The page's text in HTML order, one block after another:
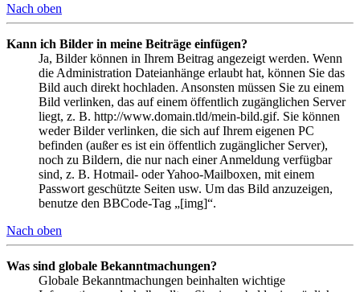
Nach oben
Kann ich Bilder in meine Beiträge einfügen?
Ja, Bilder können in Ihrem Beitrag angezeigt werden. Wenn
die Administration Dateianhänge erlaubt hat, können Sie das
Bild auch direkt hochladen. Ansonsten müssen Sie zu einem
Bild verlinken, das auf einem öffentlich zugänglichen Server
liegt, z. B. http://www.domain.tld/mein-bild.gif. Sie können
weder Bilder verlinken, die sich auf Ihrem eigenen PC
befinden (außer es ist ein öffentlich zugänglicher Server),
noch zu Bildern, die nur nach einer Anmeldung verfügbar
sind, z. B. Hotmail- oder Yahoo-Mailboxen, mit einem
Passwort geschützte Seiten usw. Um das Bild anzuzeigen,
benutze den BBCode-Tag „[img]“.
Nach oben
Was sind globale Bekanntmachungen?
Globale Bekanntmachungen beinhalten wichtige